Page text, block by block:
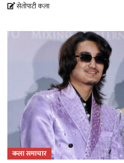
सेतोपाटी कला
कला समाचार